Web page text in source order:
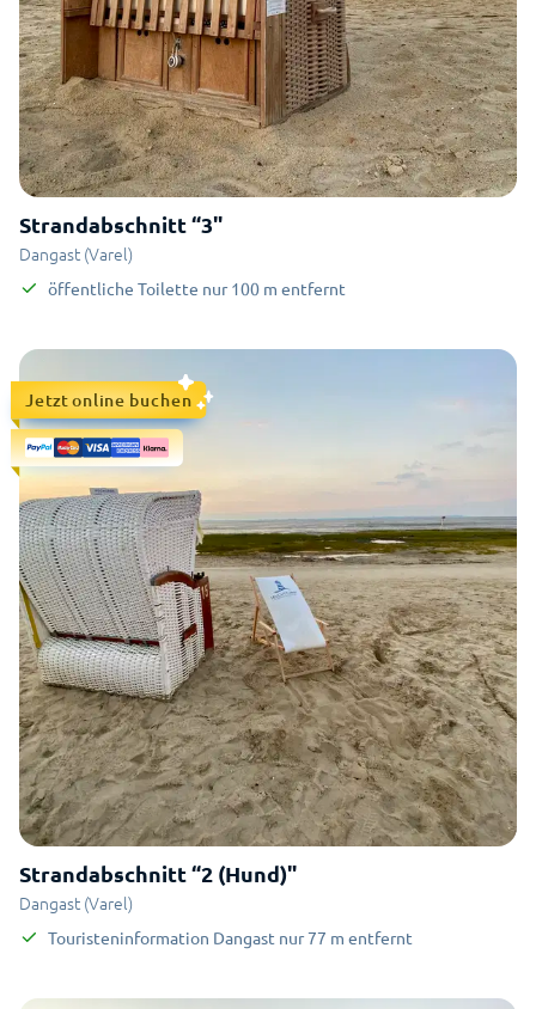
Strandabschnitt “3"
Dangast (Varel)
öffentliche Toilette nur 100 m entfernt
Strandabschnitt “2 (Hund)"
Dangast (Varel)
Jetzt online buchen
Touristeninformation Dangast nur77 m entfernt